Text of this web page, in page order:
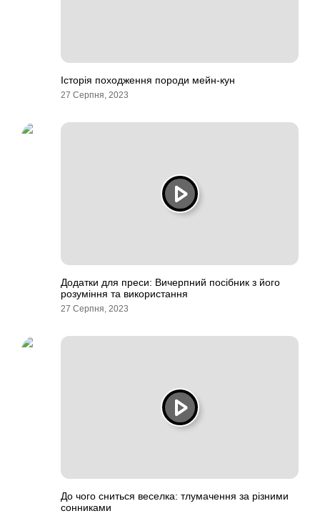
Історія походження породи мейн-кун
27 Серпня, 2023
Додатки для преси: Вичерпний посібник з його
розуміння та використання
27 Серпня, 2023
До чого сниться веселка: тлумачення за різними
сонниками